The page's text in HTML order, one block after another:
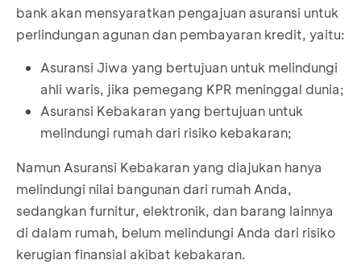
bank akan mensyaratkan pengajuan asuransi untuk
perlindungan agunan dan pembayaran kredit, yaitu:
Asuransi Jiwa yang bertujuan untuk melindungi
ahli waris, jika pemegang KPR meninggal dunia;
Asuransi Kebakaran yang bertujuan untuk
melindungi rumah dari risiko kebakaran;
Namun Asuransi Kebakaran yang diajukan hanya
melindungi nilai bangunan dari rumah Anda,
sedangkan furnitur, elektronik, dan barang lainnya
di dalam rumah, belum melindungi Anda dari risiko
kerugian finansial akibat kebakaran.